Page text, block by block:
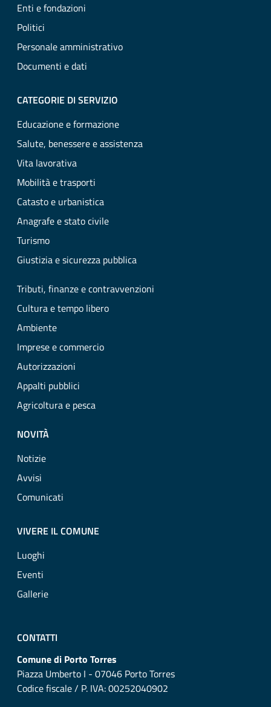
Enti e fondazioni
Politici
Personale amministrativo
Documenti e dati
CATEGORIE DI SERVIZIO
Educazione e formazione
Salute, benessere e assistenza
Vita lavorativa
Mobilità e trasporti
Catasto e urbanistica
Anagrafe e stato civile
Turismo
Giustizia e sicurezza pubblica
Tributi, finanze e contravvenzioni
Cultura e tempo libero
Ambiente
Imprese e commercio
Autorizzazioni
Appalti pubblici
Agricoltura e pesca
NOVITÀ
Notizie
Avvisi
Comunicati
VIVERE IL COMUNE
Luoghi
Eventi
Gallerie
CONTATTI
Comune di Porto Torres
Piazza Umberto I - 07046 Porto Torres
Codice fiscale / P. IVA: 00252040902